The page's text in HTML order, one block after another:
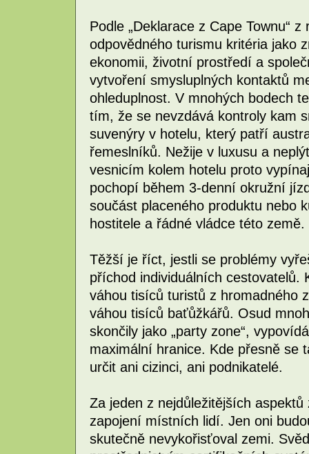
Podle „Deklarace z Cape Townu“
odpovědného turismu kritéria jako
ekonomii, životní prostředí a
vytvoření smysluplných kontaktů
ohleduplnost. V mnohých bodech
tím, že se nevzdává kontroly kam
suvenýry v hotelu, který patří
řemeslníků. Nežije v luxusu a
vesnicím kolem hotelu proto
pochopí během 3-denní okružní
součást placeného produktu nebo
hostitele a řádné vládce této země.
Těžší je říct, jestli se problémy
příchod individuálních cestovatelů.
váhou tisíců turistů z hromadného
váhou tisíců baťůžkářů. Osud
skončily jako „party zone“,
maximální hranice. Kde přesně se
určit ani cizinci, ani podnikatelé.
Za jeden z nejdůležitějších
zapojení místních lidí. Jen oni
skutečně nevykořisťoval zemi.